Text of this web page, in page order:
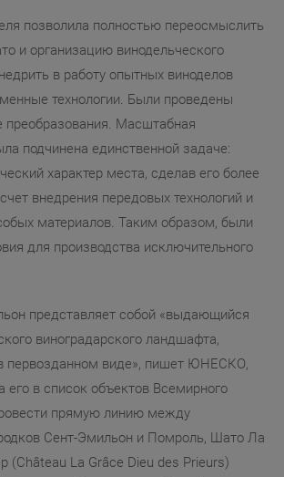
позволила полностью переосмыслить
и организацию винодельческого
в работу опытных виноделов
технологии. Были проведены
преобразования. Масштабная
подчинена единственной задаче:
характер места, сделав его более
внедрения передовых технологий и
материалов. Таким образом, были
для производства исключительного
представляет собой «выдающийся
виноградарского ландшафта,
первозданном виде», пишет ЮНЕСКО,
его в список объектов Всемирного
прямую линию между
Сент-Эмильон и Помроль, Шато Ла
(Château La Grâce Dieu des Prieurs)